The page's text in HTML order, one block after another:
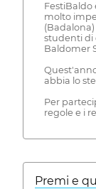
molto
studenti di
Baldomer
abbia lo
Per
regole e i
Premi e